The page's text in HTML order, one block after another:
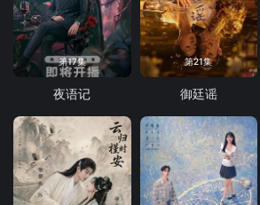
第17集
夜语记
第21集
御廷谣